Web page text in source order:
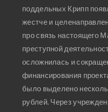
поддельных Крипп
жестче и
про связь настоящего
преступной
осложнилась и
финансирования
было выделено
рублей. Через